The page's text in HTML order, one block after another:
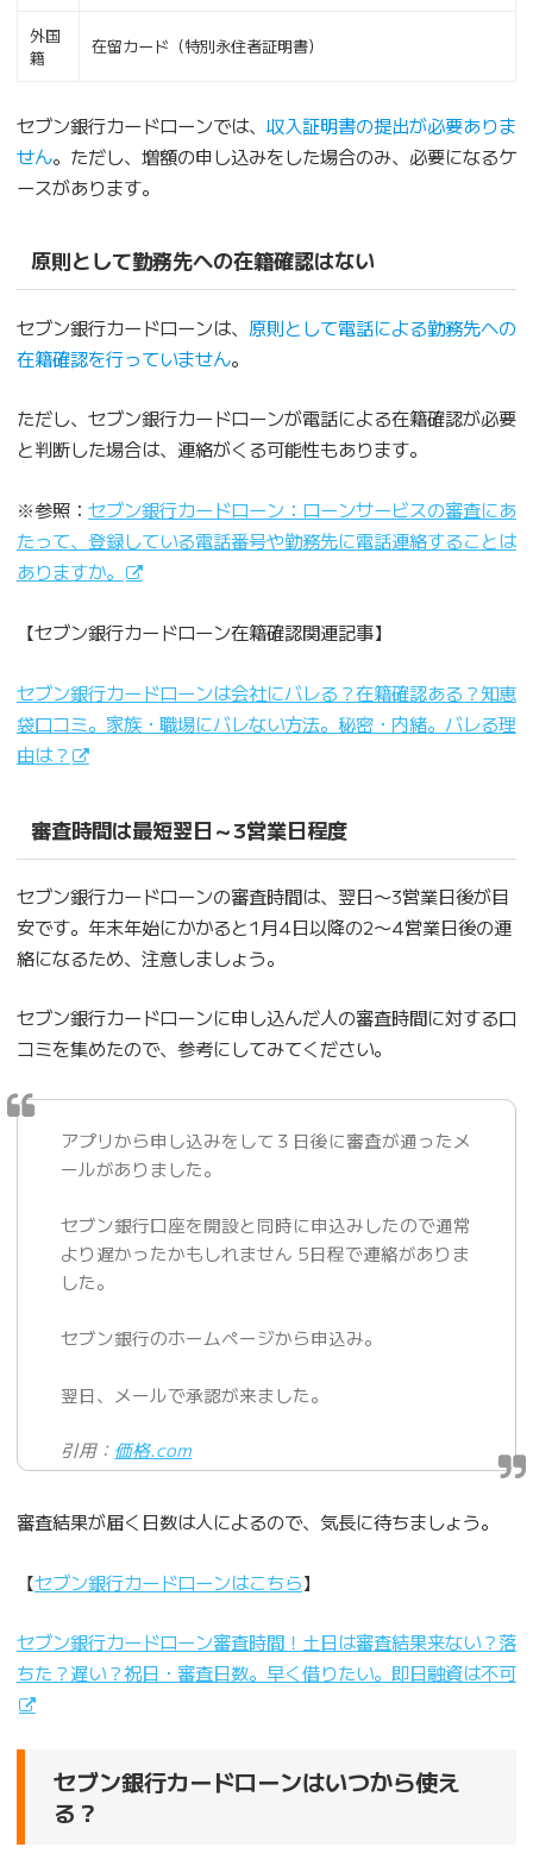
外国
籍
在留カード（特別永住者証明書）
セブン銀行カードローンでは、 収入証明書の提出が必要ありま
せん。ただし、増額の申し込みをした場合のみ、必要になるケ
ースがあります。
原則として勤務先への在籍確認はない
セブン銀行カードローンは、 原則として電話による勤務先への
在籍確認を行っていません。
ただし、セブン銀行カードローンが電話による在籍確認が必要
と判断した場合は、連絡がくる可能性もあります。
※参照： セブン銀行カードローン：ローンサービスの審査にあ
たって、登録している電話番号や勤務先に電話連絡することは
ありますか。
【セブン銀行カードローン在籍確認関連記事】
セブン銀行カードローンは会社にバレる？在籍確認ある？知恵
袋口コミ。家族・職場にバレない方法。秘密・内緒。バレる理
由は？
審査時間は最短翌日～3営業日程度
セブン銀行カードローンの審査時間は、翌日〜3営業日後が目
安です。年末年始にかかると1月4日以降の2〜4営業日後の連
絡になるため、注意しましょう。
セブン銀行カードローンに申し込んだ人の審査時間に対する口
コミを集めたので、参考にしてみてください。
アプリから申し込みをして３日後に審査が通ったメ
ールがありました。
セブン銀行口座を開設と同時に申込みしたので通常
より遅かったかもしれません 5日程で連絡がありま
した。
セブン銀行のホームページから申込み。
翌日、メールで承認が来ました。
引用： 価格.com
審査結果が届く日数は人によるので、気長に待ちましょう。
【セブン銀行カードローンはこちら】
セブン銀行カードローン審査時間！土日は審査結果来ない？落
ちた？遅い？祝日・審査日数。早く借りたい。即日融資は不可
セブン銀行カードローンはいつから使え
る？